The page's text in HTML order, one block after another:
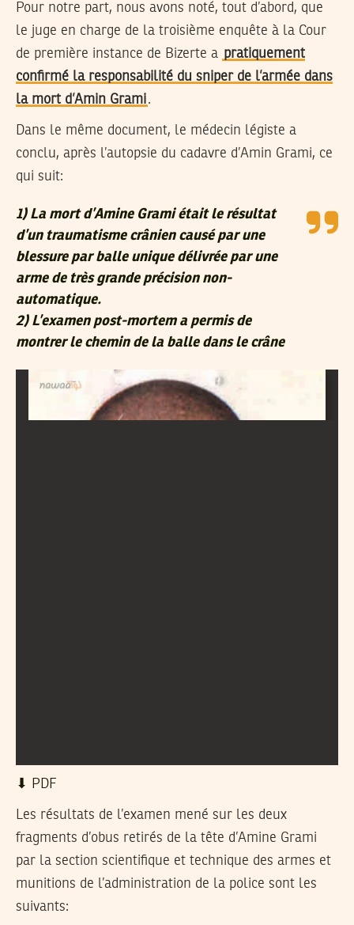
Pour notre part, nous avons noté, tout d’abord, que
le juge en charge de la troisième enquête à la Cour
de première instance de Bizerte a pratiquement
confirmé la responsabilité du sniper de l’armée dans
la mort d’Amin Grami.
Dans le même document, le médecin légiste a
conclu, après l’autopsie du cadavre d’Amin Grami, ce
qui suit:
1) La mort d’Amine Grami était le résultat
d’un traumatisme crânien causé par une
blessure par balle unique délivrée par une
arme de très grande précision non-
automatique.
2) L’examen post-mortem a permis de
montrer le chemin de la balle dans le crâne
⬇︎ PDF
Les résultats de l’examen mené sur les deux
fragments d’obus retirés de la tête d’Amine Grami
par la section scientifique et technique des armes et
munitions de l’administration de la police sont les
suivants: